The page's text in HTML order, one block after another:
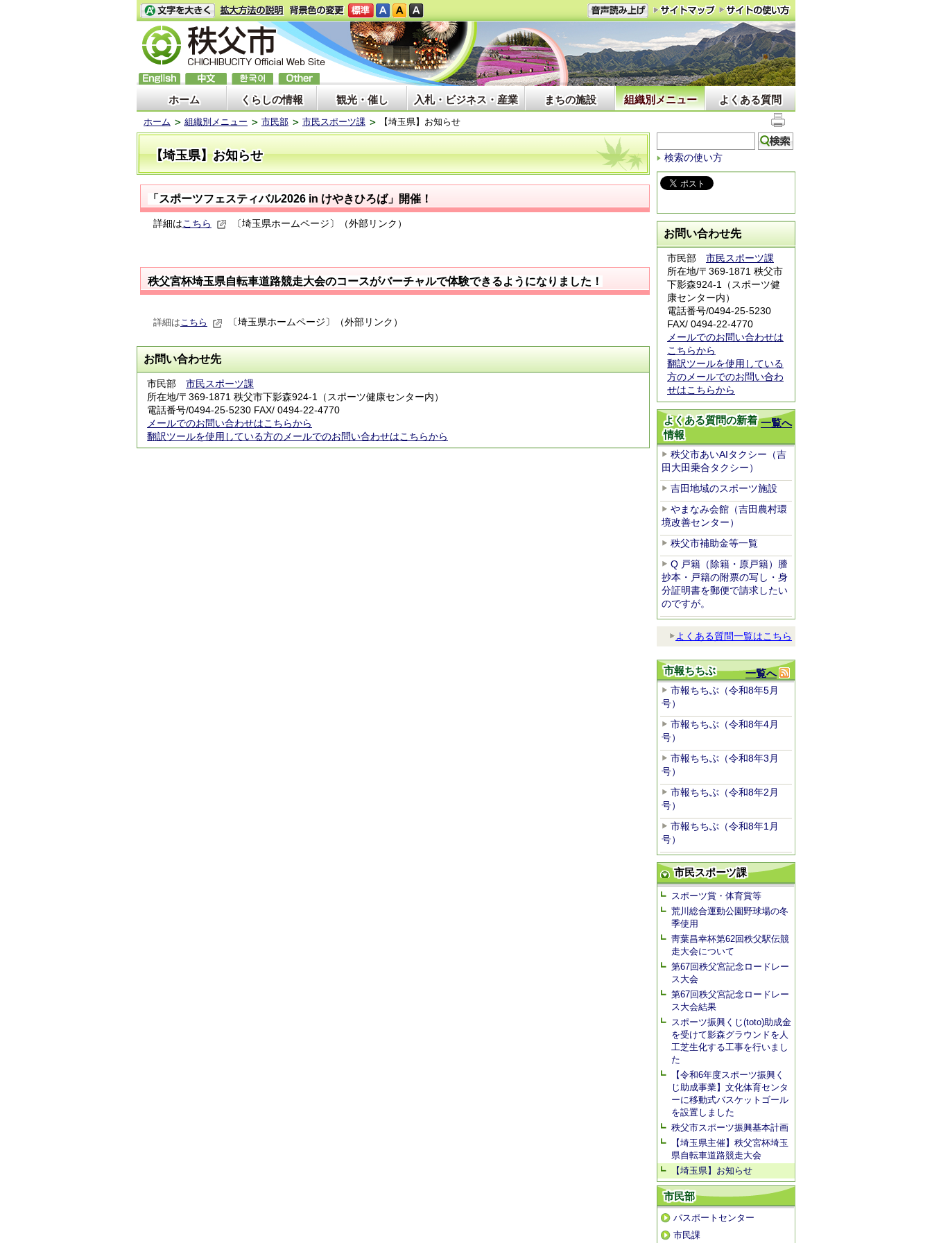
ホーム くらしの情報 観光・催し 入札・ビジネス・産業 まちの施設 組織別メニュー よくある質問
ホーム 組織別メニュー 市民部 市民スポーツ課 【埼玉県】お知らせ
【埼玉県】お知らせ
「スポーツフェスティバル2026 in けやきひろば」開催！
詳細はこちら 〔埼玉県ホームページ〕（外部リンク）
秩父宮杯埼玉県自転車道路競走大会のコースがバーチャルで体験できるようになりました！
詳細はこちら 〔埼玉県ホームページ〕（外部リンク）
お問い合わせ先
市民部 市民スポーツ課
所在地/〒369-1871 秩父市下影森924-1（スポーツ健康センター内）
電話番号/0494-25-5230 FAX/ 0494-22-4770
メールでのお問い合わせはこちらから
翻訳ツールを使用している方のメールでのお問い合わせはこちらから
検索の使い方
お問い合わせ先
市民部 市民スポーツ課
所在地/〒369-1871 秩父市
下影森924-1（スポーツ健
康センター内）
電話番号/0494-25-5230
FAX/ 0494-22-4770
メールでのお問い合わせは
こちらから
翻訳ツールを使用している
方のメールでのお問い合わ
せはこちらから
一覧へ
よくある質問の新着
情報
秩父市あいAIタクシー（吉
田大田乗合タクシー）
吉田地域のスポーツ施設
やまなみ会館（吉田農村環
境改善センター）
秩父市補助金等一覧
Q 戸籍（除籍・原戸籍）謄
抄本・戸籍の附票の写し・身
分証明書を郵便で請求したい
のですが。
よくある質問一覧はこちら
一覧へ
市報ちちぶ
市報ちちぶ（令和8年5月
号）
市報ちちぶ（令和8年4月
号）
市報ちちぶ（令和8年3月
号）
市報ちちぶ（令和8年2月
号）
市報ちちぶ（令和8年1月
号）
市民スポーツ課
スポーツ賞・体育賞等
荒川総合運動公園野球場の冬
季使用
靑葉昌幸杯第62回秩父駅伝競
走大会について
第67回秩父宮記念ロードレー
ス大会
第67回秩父宮記念ロードレー
ス大会結果
スポーツ振興くじ(toto)助成金
を受けて影森グラウンドを人
工芝生化する工事を行いまし
た
【令和6年度スポーツ振興く
じ助成事業】文化体育センタ
ーに移動式バスケットゴール
を設置しました
秩父市スポーツ振興基本計画
【埼玉県主催】秩父宮杯埼玉
県自転車道路競走大会
【埼玉県】お知らせ
市民部
パスポートセンター
市民課